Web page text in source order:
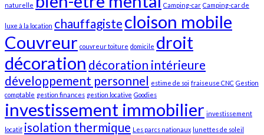
naturelle Camping-car Camping-car de
luxe à la location chauffagiste cloison mobile
Couvreur couvreur toiture domicile droit
décoration décoration intérieure
développement personnel estime de soi fraiseuse CNC Gestion
comptable gestion finances gestion locative Goodies
investissement immobilier investissement
locatif isolation thermique Les parcs nationaux lunettes de soleil